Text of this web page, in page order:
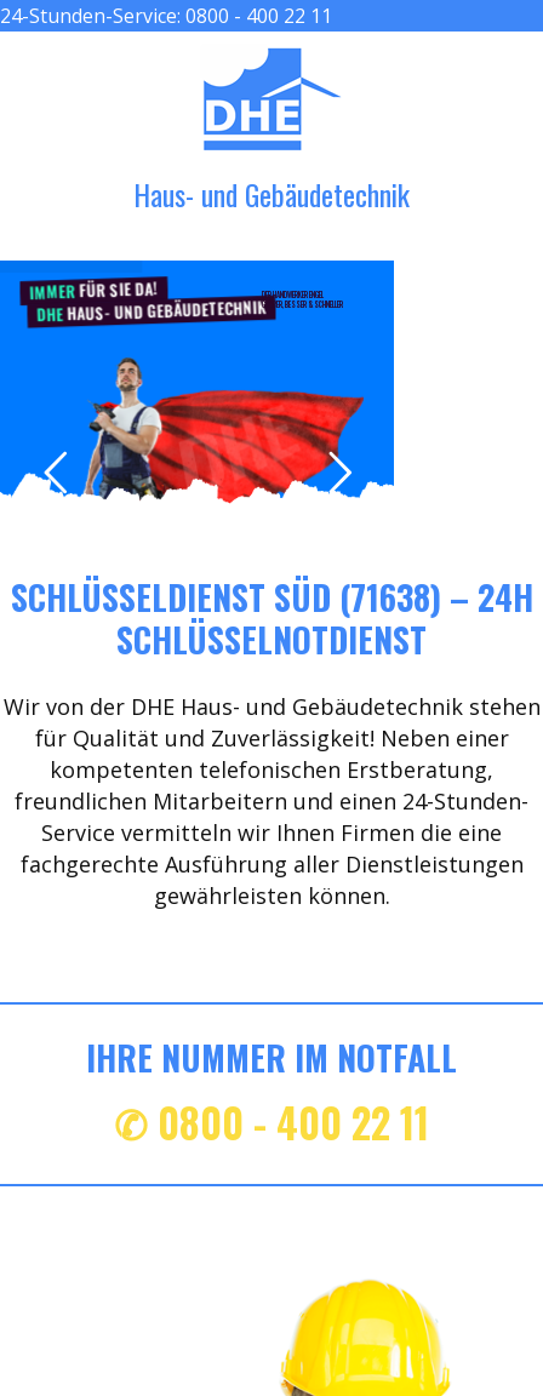
24-Stunden-Service: 0800 - 400 22 11
Haus- und Gebäudetechnik
IMMERFÜR SIE DA!
DHEHAUS- UND GEBÄUDETECHNIK
DER HANDWERKER ENGEL
GRÖßER, BESSER & SCHNELLER
SCHLÜSSELDIENST SÜD (71638) – 24H
SCHLÜSSELNOTDIENST
Wir von der DHE Haus- und Gebäudetechnik stehen
für Qualität und Zuverlässigkeit! Neben einer
kompetenten telefonischen Erstberatung,
freundlichen Mitarbeitern und einen 24-Stunden-
Service vermitteln wir Ihnen Firmen die eine
fachgerechte Ausführung aller Dienstleistungen
gewährleisten können.
IHRE NUMMER IM NOTFALL
✆ 0800 - 400 22 11